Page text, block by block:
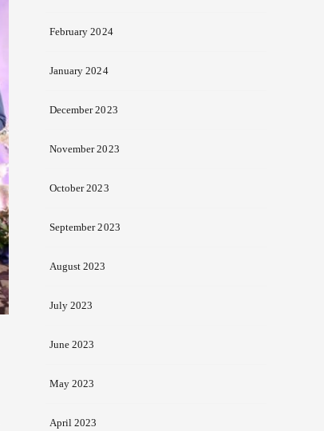
February 2024
January 2024
December 2023
November 2023
October 2023
September 2023
August 2023
July 2023
June 2023
May 2023
April 2023